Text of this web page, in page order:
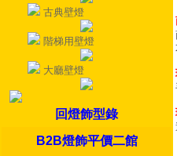
古典壁燈
階梯用壁燈
大廳壁燈
回燈飾型錄
B2B燈飾平價二館